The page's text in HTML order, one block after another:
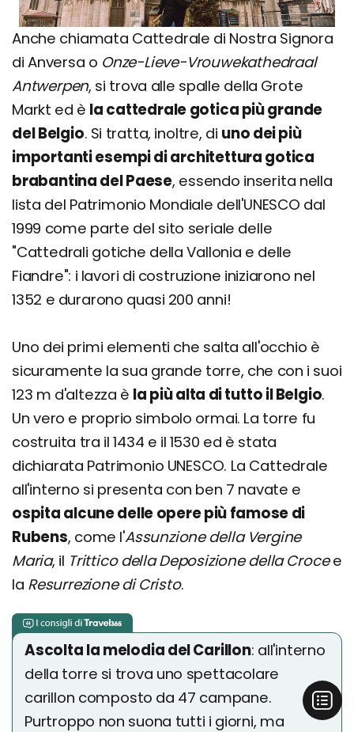
Anche chiamata Cattedrale di Nostra Signora
di Anversa o Onze-Lieve-Vrouwekathedraal
Antwerpen, si trova alle spalle della Grote
Markt ed è la cattedrale gotica più grande
del Belgio. Si tratta, inoltre, di uno dei più
importanti esempi di architettura gotica
brabantina del Paese, essendo inserita nella
lista del Patrimonio Mondiale dell'UNESCO dal
1999 come parte del sito seriale delle
"Cattedrali gotiche della Vallonia e delle
Fiandre": i lavori di costruzione iniziarono nel
1352 e durarono quasi 200 anni!
Uno dei primi elementi che salta all'occhio è
sicuramente la sua grande torre, che con i suoi
123 m d'altezza è la più alta di tutto il Belgio.
Un vero e proprio simbolo ormai. La torre fu
costruita tra il 1434 e il 1530 ed è stata
dichiarata Patrimonio UNESCO. La Cattedrale
all'interno si presenta con ben 7 navate e
ospita alcune delle opere più famose di
Rubens, come l'Assunzione della Vergine
Maria, il Trittico della Deposizione della Crocee
la Resurrezione di Cristo.
Ascolta la melodia del Carillon: all'interno
della torre si trova uno spettacolare
carillon composto da 47 campane.
Purtroppo non suona tutti i giorni, ma